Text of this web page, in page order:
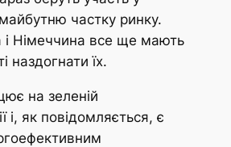
частку ринку.
Німеччина все ще мають
наздогнати їх.
на зеленій
і, як повідомляється, є